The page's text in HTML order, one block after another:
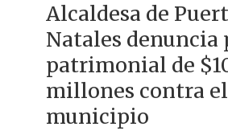
Alcaldesa de
Natales
patrimonial de
millones contra el
municipio